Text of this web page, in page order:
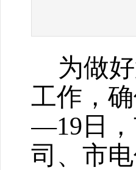
为做
工作，
—19 日，
司、市